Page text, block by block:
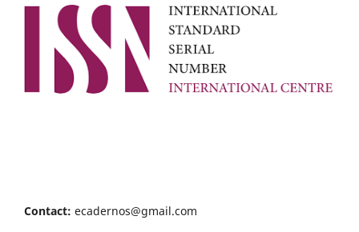
Contact: ecadernos@gmail.com